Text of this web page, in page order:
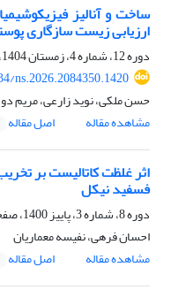
ساخت و آنالیز
ارزیابی زیست سازگاری
دوره 12، شماره 4، زمستان 1404، صفحه
ns.2026.2084350.1420
حسن ملکی، نوید زارعی، مریم
مشاهده مقاله
اصل مقاله
اثر غلظت کاتالیست بر
فسفید نیکل
دوره 8، شماره 3، پاییز 1400، صفحه
احسان فرهی، نفیسه معماریان
مشاهده مقاله
اصل مقاله